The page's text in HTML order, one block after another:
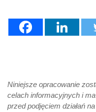
Niniejsze opracowanie
celach informacyjnych i
przed podjęciem działań